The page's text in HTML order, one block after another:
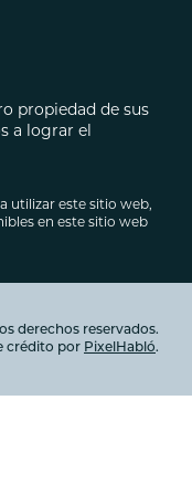
propiedad de sus
a lograr el
utilizar este sitio web,
en este sitio web
derechos reservados.
crédito por PixelHabló.